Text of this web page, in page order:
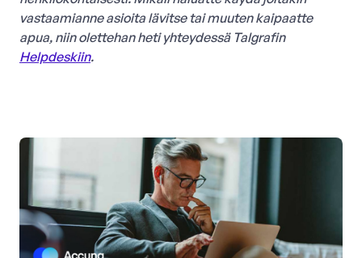
vastaamianne asioita lävitse tai muuten kaipaatte
apua, niin olettehan heti yhteydessä Talgrafin
Helpdeskiin.